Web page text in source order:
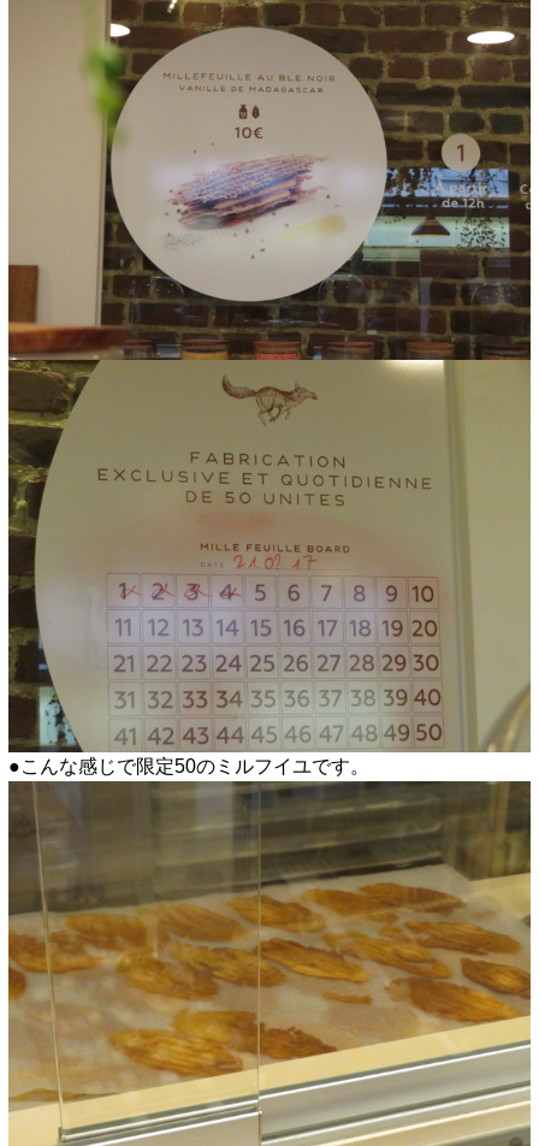
●こんな感じで限定50のミルフイユです。